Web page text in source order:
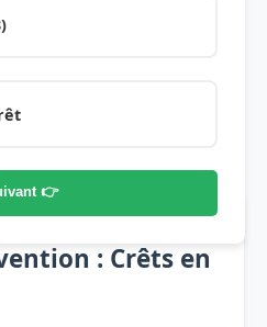
👉
: Crêts en